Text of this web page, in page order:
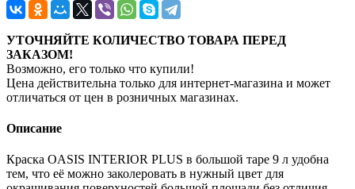
УТОЧНЯЙТЕ КОЛИЧЕСТВО ТОВАРА ПЕРЕД
ЗАКАЗОМ!
Возможно, его только что купили!
Цена действительна только для интернет-магазина и может
отличаться от цен в розничных магазинах.
Описание
Краска OASIS INTERIOR PLUS в большой таре 9 л удобна
тем, что её можно заколеровать в нужный цвет для